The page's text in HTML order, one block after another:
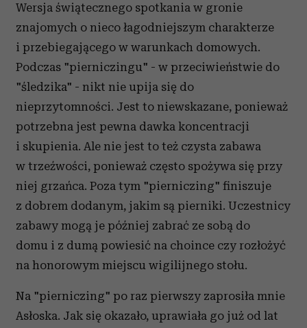
Wersja świątecznego spotkania w gronie
znajomych o nieco łagodniejszym charakterze
i przebiegającego w warunkach domowych.
Podczas "pierniczingu" - w przeciwieństwie do
"śledzika" - nikt nie upija się do
nieprzytomności. Jest to niewskazane, ponieważ
potrzebna jest pewna dawka koncentracji
i skupienia. Ale nie jest to też czysta zabawa
w trzeźwości, ponieważ często spożywa się przy
niej grzańca. Poza tym "pierniczing" finiszuje
z dobrem dodanym, jakim są pierniki. Uczestnicy
zabawy mogą je później zabrać ze sobą do
domu i z dumą powiesić na choince czy rozłożyć
na honorowym miejscu wigilijnego stołu.
Na "pierniczing" po raz pierwszy zaprosiła mnie
Asłoska. Jak się okazało, uprawiała go już od lat